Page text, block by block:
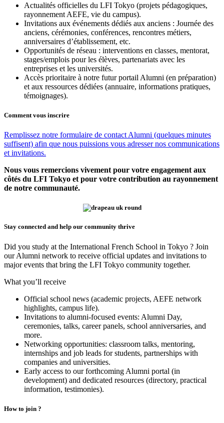
Actualités officielles du LFI Tokyo (projets pédagogiques,
rayonnement AEFE, vie du campus).
Invitations aux événements dédiés aux anciens : Journée des
anciens, cérémonies, conférences, rencontres métiers,
anniversaires d’établissement, etc.
Opportunités de réseau : interventions en classes, mentorat,
stages/emplois pour les élèves, partenariats avec les
entreprises et les universités.
Accès prioritaire à notre futur portail Alumni (en préparation)
et aux ressources dédiées (annuaire, informations pratiques,
témoignages).
Comment vous inscrire
Remplissez notre formulaire de contact Alumni (quelques minutes
suffisent) afin que nous puissions vous adresser nos communications
et invitations.
Nous vous remercions vivement pour votre engagement aux
côtés du LFI Tokyo et pour votre contribution au rayonnement
de notre communauté.
Stay connected and help our community thrive
Did you study at the International French School in Tokyo ? Join
our Alumni network to receive official updates and invitations to
major events that bring the LFI Tokyo community together.
What you’ll receive
Official school news (academic projects, AEFE network
highlights, campus life).
Invitations to alumni-focused events: Alumni Day,
ceremonies, talks, career panels, school anniversaries, and
more.
Networking opportunities: classroom talks, mentoring,
internships and job leads for students, partnerships with
companies and universities.
Early access to our forthcoming Alumni portal (in
development) and dedicated resources (directory, practical
information, testimonies).
How to join ?